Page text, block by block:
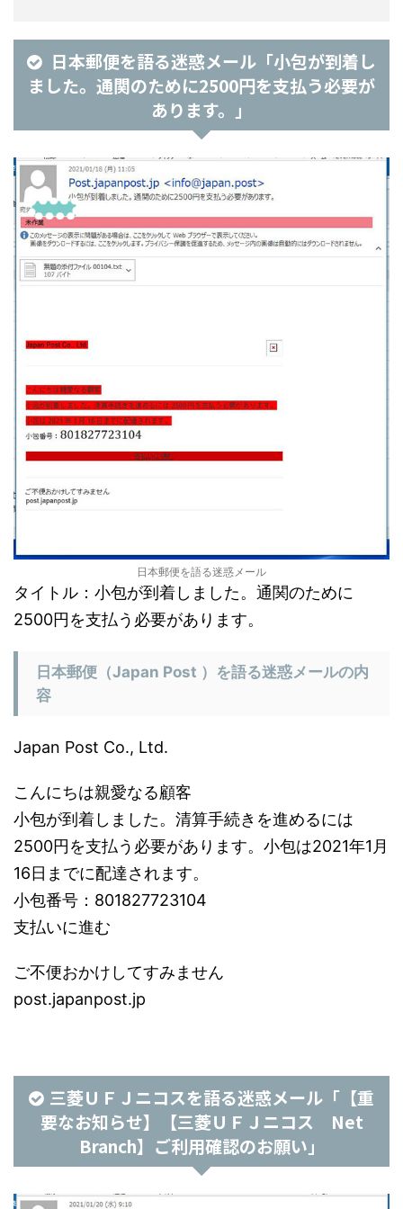
日本郵便を語る迷惑メール「小包が到着し
ました。通関のために2500円を支払う必要が
あります。」
日本郵便を語る迷惑メール
タイトル：小包が到着しました。通関のために
2500円を支払う必要があります。
日本郵便（Japan Post ）を語る迷惑メールの内
容
Japan Post Co., Ltd.
こんにちは親愛なる顧客
小包が到着しました。清算手続きを進めるには
2500円を支払う必要があります。小包は2021年1月
16日までに配達されます。
小包番号：801827723104
支払いに進む
ご不便おかけしてすみません
post.japanpost.jp
三菱ＵＦＪニコスを語る迷惑メール「【重
要なお知らせ】【三菱ＵＦＪニコス Net
Branch】ご利用確認のお願い」